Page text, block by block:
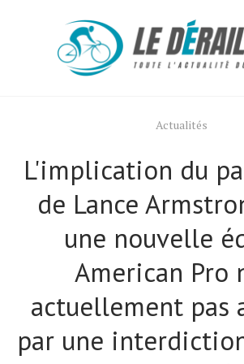
Actualités
L'implication du
de Lance
une nouvelle
American Pro
actuellement pas
par une